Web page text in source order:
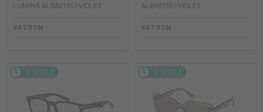
LUMINĂ ALBASTRU-VIOLET
983 RON
ALBASTRU-VIOLET
983 RON
2-4 ZILE 2-4 ZILE